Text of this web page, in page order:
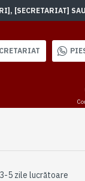
[SECRETARIAT]
3-5 zile lucrătoare